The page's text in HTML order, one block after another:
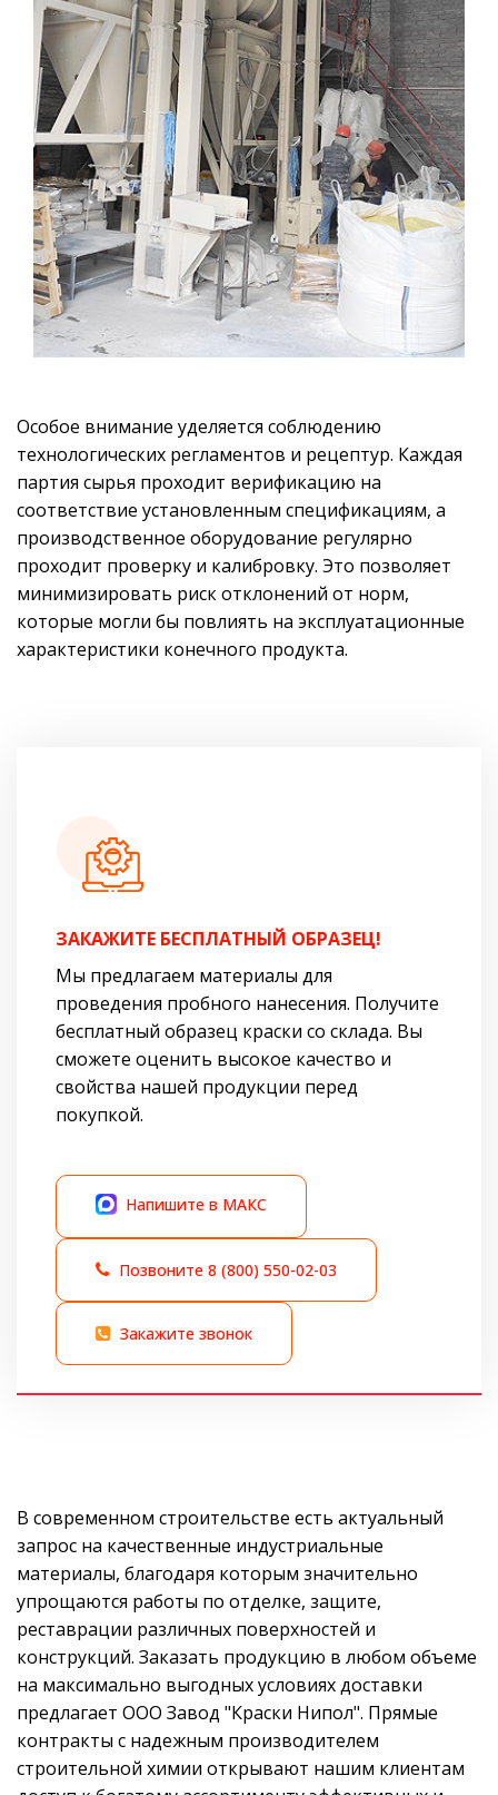
Особое внимание уделяется соблюдению
технологических регламентов и рецептур. Каждая
партия сырья проходит верификацию на
соответствие установленным спецификациям, а
производственное оборудование регулярно
проходит проверку и калибровку. Это позволяет
минимизировать риск отклонений от норм,
которые могли бы повлиять на эксплуатационные
характеристики конечного продукта.
ЗАКАЖИТЕ БЕСПЛАТНЫЙ ОБРАЗЕЦ!
Мы предлагаем материалы для
проведения пробного нанесения. Получите
бесплатный образец краски со склада. Вы
сможете оценить высокое качество и
свойства нашей продукции перед
покупкой.
Напишите в МАКС
Позвоните 8 (800) 550-02-03
Закажите звонок
В современном строительстве есть актуальный
запрос на качественные индустриальные
материалы, благодаря которым значительно
упрощаются работы по отделке, защите,
реставрации различных поверхностей и
конструкций. Заказать продукцию в любом объеме
на максимально выгодных условиях доставки
предлагает ООО Завод "Краски Нипол". Прямые
контракты с надежным производителем
строительной химии открывают нашим клиентам